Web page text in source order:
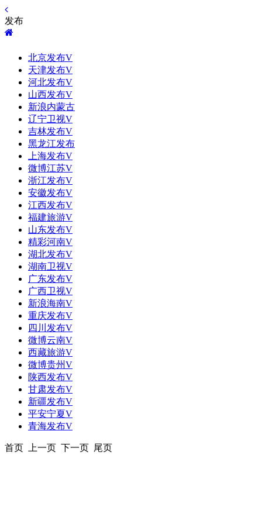
发布
北京发布V
天津发布V
河北发布V
山西发布V
新浪内蒙古
辽宁卫视V
吉林发布V
黑龙江发布
上海发布V
微博江苏V
浙江发布V
安徽发布V
江西发布V
福建旅游V
山东发布V
精彩河南V
湖北发布V
湖南卫视V
广东发布V
广西卫视V
新浪海南V
重庆发布V
四川发布V
微博云南V
西藏旅游V
微博贵州V
陕西发布V
甘肃发布V
新疆发布V
平安宁夏V
青海发布V
首页 上一页 下一页 尾页